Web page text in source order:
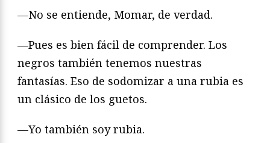
—No se entiende, Momar, de verdad.
—Pues es bien fácil de comprender. Los
negros también tenemos nuestras
fantasías. Eso de sodomizar a una rubia es
un clásico de los guetos.
—Yo también soy rubia.